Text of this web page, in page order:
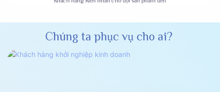
Chúng ta phục vụ cho ai?